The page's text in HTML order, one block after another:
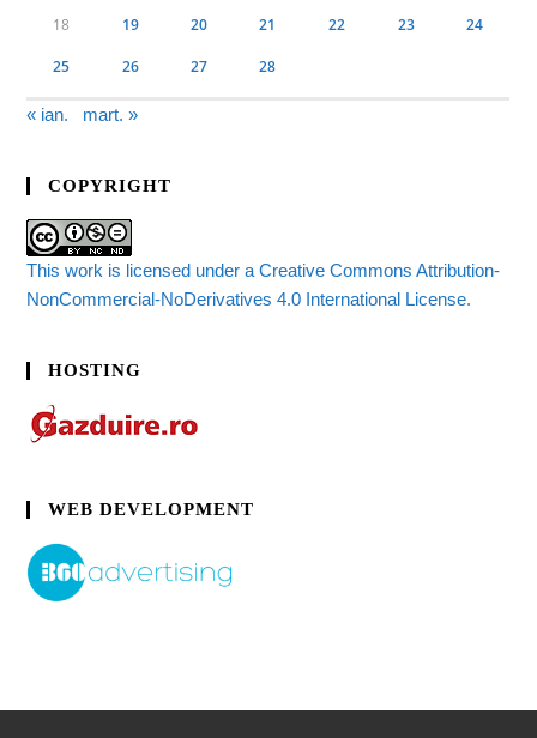
18 19 20 21 22 23 24
25 26 27 28
« ian. mart. »
COPYRIGHT
This work is licensed under a Creative Commons Attribution-
NonCommercial-NoDerivatives 4.0 International License.
HOSTING
WEB DEVELOPMENT